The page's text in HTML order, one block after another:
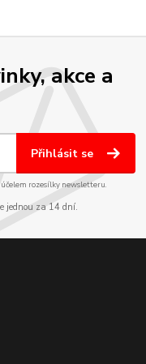
akce a
Přihlásit se
rozesílky newsletteru.
jednou za 14 dní.